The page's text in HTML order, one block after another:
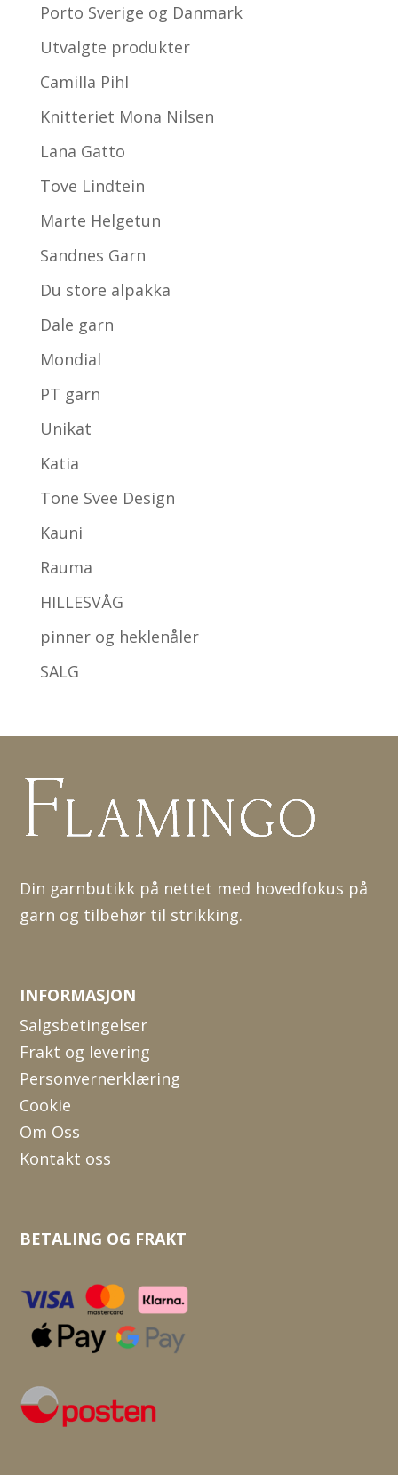
Porto Sverige og Danmark
Utvalgte produkter
Camilla Pihl
Knitteriet Mona Nilsen
Lana Gatto
Tove Lindtein
Marte Helgetun
Sandnes Garn
Du store alpakka
Dale garn
Mondial
PT garn
Unikat
Katia
Tone Svee Design
Kauni
Rauma
HILLESVÅG
pinner og heklenåler
SALG
Din garnbutikk på nettet med hovedfokus på
garn og tilbehør til strikking.
INFORMASJON
Salgsbetingelser
Frakt og levering
Personvernerklæring
Cookie
Om Oss
Kontakt oss
BETALING OG FRAKT